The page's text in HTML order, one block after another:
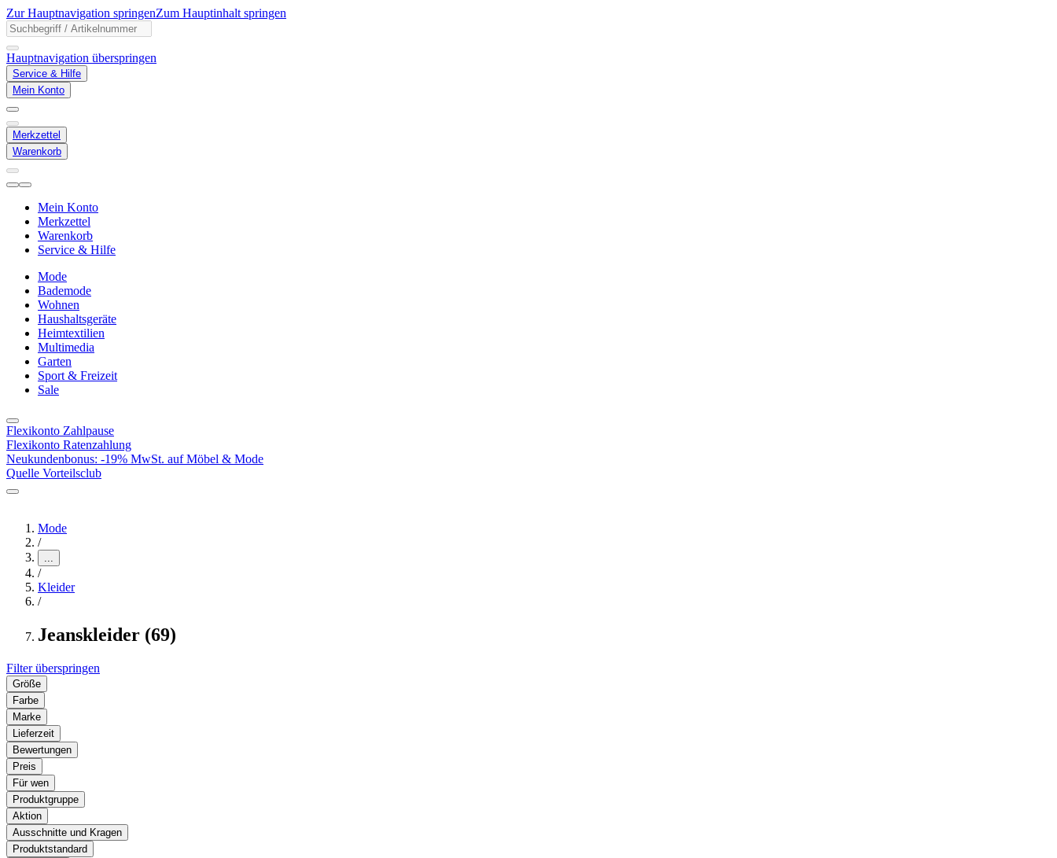
Zur Hauptnavigation springenZum Hauptinhalt springen
Hauptnavigation überspringen
Service & Hilfe
Mein Konto
Merkzettel
Warenkorb
Mein Konto
Merkzettel
Warenkorb
Service & Hilfe
Mode
Bademode
Wohnen
Haushaltsgeräte
Heimtextilien
Multimedia
Garten
Sport & Freizeit
Sale
Flexikonto Zahlpause
Flexikonto Ratenzahlung
Neukundenbonus: -19% MwSt. auf Möbel & Mode
Quelle Vorteilsclub
Mode
/
...
/
Kleider
/
Jeanskleider (69)
Filter überspringen
Größe
Farbe
Marke
Lieferzeit
Bewertungen
Preis
Für wen
Produktgruppe
Aktion
Ausschnitte und Kragen
Produktstandard